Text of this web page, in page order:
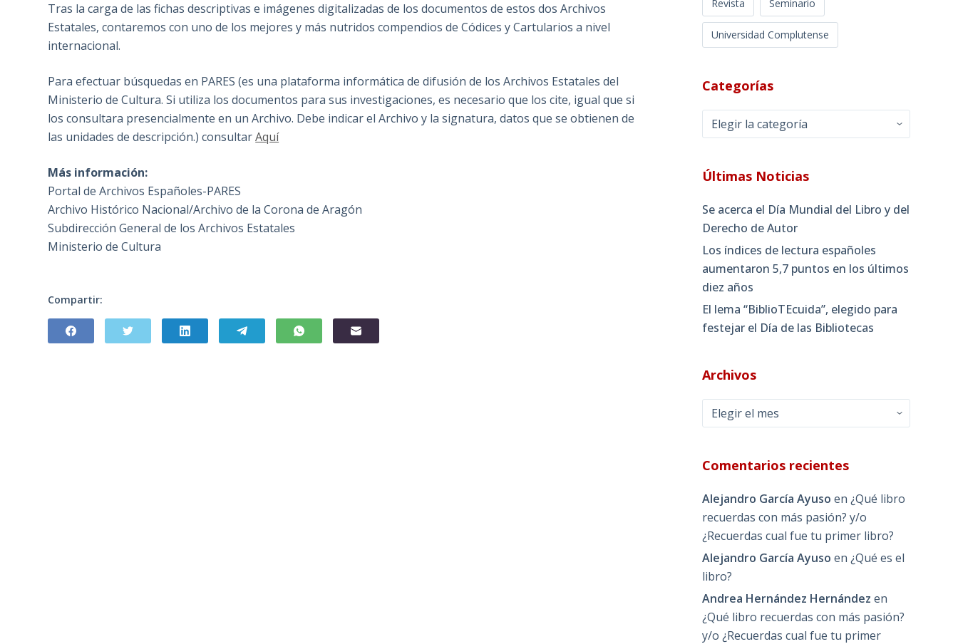
Tras la carga de las fichas descriptivas e imágenes digitalizadas de los documentos de estos dos Archivos
Estatales, contaremos con uno de los mejores y más nutridos compendios de Códices y Cartularios a nivel
internacional.
Para efectuar búsquedas en PARES (es una plataforma informática de difusión de los Archivos Estatales del
Ministerio de Cultura. Si utiliza los documentos para sus investigaciones, es necesario que los cite, igual que si
los consultara presencialmente en un Archivo. Debe indicar el Archivo y la signatura, datos que se obtienen de
las unidades de descripción.) consultarAquí
Más información:
Portal de Archivos Españoles-PARES
Archivo Histórico Nacional/Archivo de la Corona de Aragón
Subdirección General de los Archivos Estatales
Ministerio de Cultura
Compartir:
Revista Seminario
Universidad Complutense
Categorías
Categorías
Últimas Noticias
Se acerca el Día Mundial del Libro y del
Derecho de Autor
Los índices de lectura españoles
aumentaron 5,7 puntos en los últimos
diez años
El lema “BiblioTEcuida”, elegido para
festejar el Día de las Bibliotecas
Archivos
Archivos
Comentarios recientes
Alejandro García Ayuso en¿Qué libro
recuerdas con más pasión? y/o
¿Recuerdas cual fue tu primer libro?
Alejandro García Ayuso en¿Qué es el
libro?
Andrea Hernández Hernández en
¿Qué libro recuerdas con más pasión?
y/o ¿Recuerdas cual fue tu primer